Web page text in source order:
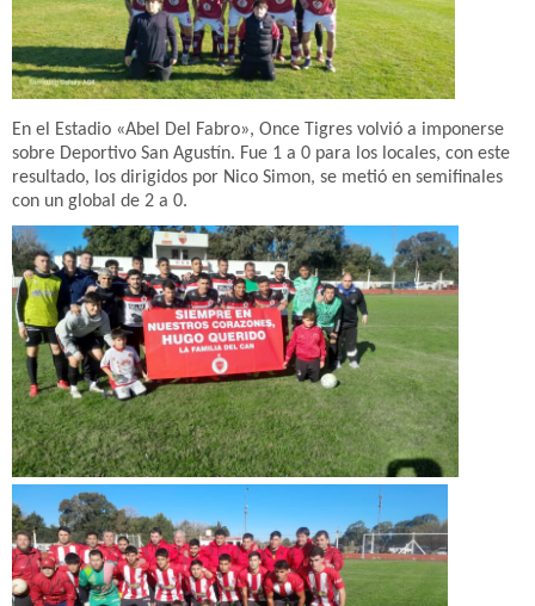
En el Estadio «Abel Del Fabro», Once Tigres volvió a imponerse
sobre Deportivo San Agustín. Fue 1 a 0 para los locales, con este
resultado, los dirigidos por Nico Simon, se metió en semifinales
con un global de 2 a 0.